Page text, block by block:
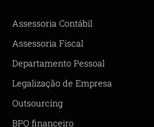
Assessoria Contábil
Assessoria Fiscal
Departamento Pessoal
Legalização de Empresa
Outsourcing
BPO financeiro